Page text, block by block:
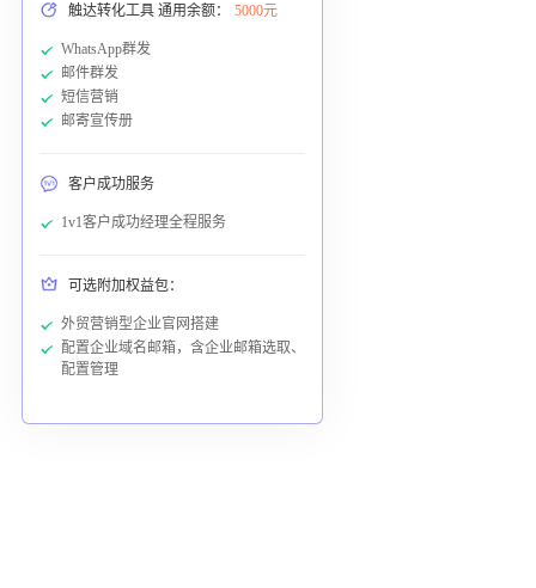
触达转化工具 通用余额： 5000元
WhatsApp群发
邮件群发
短信营销
邮寄宣传册
客户成功服务
1v1客户成功经理全程服务
可选附加权益包：
外贸营销型企业官网搭建
配置企业域名邮箱，含企业邮箱选取、
配置管理